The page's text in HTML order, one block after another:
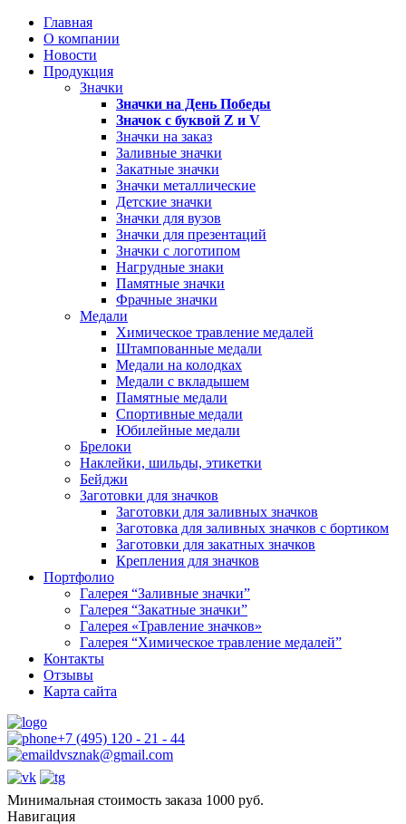
Главная
О компании
Новости
Продукция
Значки
Значки на День Победы
Значок с буквой Z и V
Значки на заказ
Заливные значки
Закатные значки
Значки металлические
Детские значки
Значки для вузов
Значки для презентаций
Значки с логотипом
Нагрудные знаки
Памятные значки
Фрачные значки
Медали
Химическое травление медалей
Штампованные медали
Медали на колодках
Медали с вкладышем
Памятные медали
Спортивные медали
Юбилейные медали
Брелоки
Наклейки, шильды, этикетки
Бейджи
Заготовки для значков
Заготовки для заливных значков
Заготовка для заливных значков с бортиком
Заготовки для закатных значков
Крепления для значков
Портфолио
Галерея “Заливные значки”
Галерея “Закатные значки”
Галерея «Травление значков»
Галерея “Химическое травление медалей”
Контакты
Отзывы
Карта сайта
+7 (495) 120 - 21 - 44
dvsznak@gmail.com
Минимальная стоимость заказа 1000 руб.
Навигация